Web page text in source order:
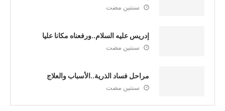
سنتين مضت
إدريس عليه السلام..ورفعناه مكانا عليا
سنتين مضت
مراحل فساد الذرية..الأسباب والعلاج
سنتين مضت